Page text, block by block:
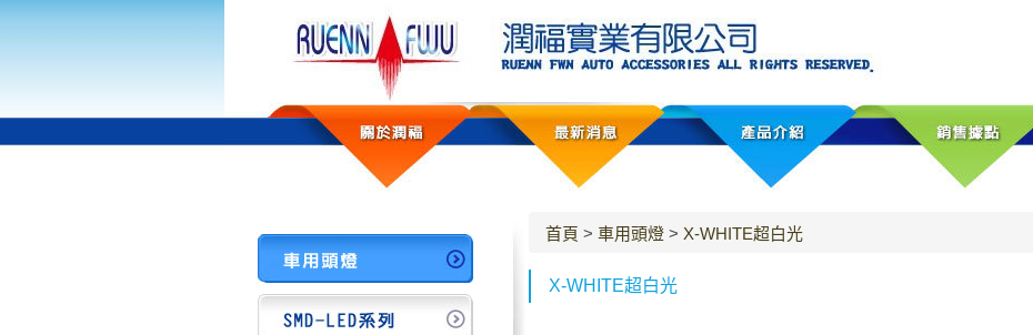
首頁 > 車用頭燈 > X-WHITE超白光
X-WHITE超白光